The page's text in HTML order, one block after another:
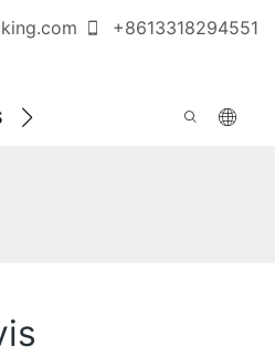
+8613318294551
CONTACTEZ-NOUS